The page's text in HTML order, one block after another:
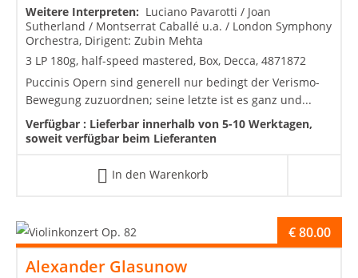
Weitere Interpreten: Luciano Pavarotti / Joan
Sutherland / Montserrat Caballé u.a. / London Symphony
Orchestra, Dirigent: Zubin Mehta
3 LP 180g, half-speed mastered, Box, Decca, 4871872
Puccinis Opern sind generell nur bedingt der Verismo-
Bewegung zuzuordnen; seine letzte ist es ganz und...
Verfügbar : Lieferbar innerhalb von 5-10 Werktagen,
soweit verfügbar beim Lieferanten
In den Warenkorb
Alexander Glasunow
€80.00